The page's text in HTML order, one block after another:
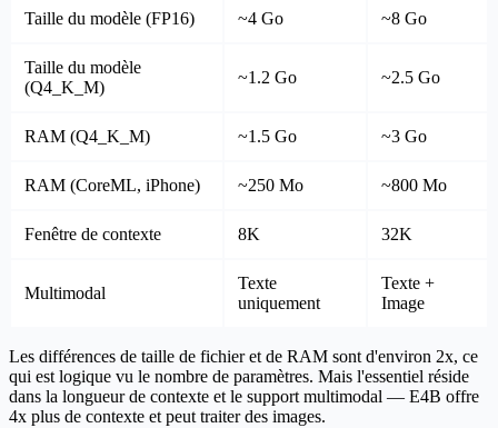
Taille du modèle (FP16) ~4 Go ~8 Go
Taille du modèle
(Q4_K_M)
~1.2 Go ~2.5 Go
RAM (Q4_K_M) ~1.5 Go ~3 Go
RAM (CoreML, iPhone) ~250 Mo ~800 Mo
Fenêtre de contexte 8K 32K
Multimodal
Texte
uniquement
Texte +
Image
Les différences de taille de fichier et de RAM sont d'environ 2x, ce
qui est logique vu le nombre de paramètres. Mais l'essentiel réside
dans la longueur de contexte et le support multimodal — E4B offre
4x plus de contexte et peut traiter des images.